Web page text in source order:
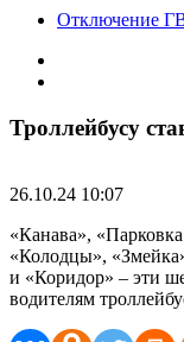
Отключение
Троллейбусу
26.10.24 10:07
«Канава»,
«Колодцы»,
и «Коридор» – эти
водителям